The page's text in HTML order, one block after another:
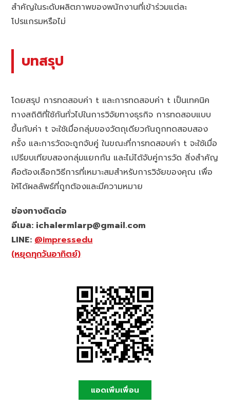
สำคัญในระดับผลิตภาพของพนักงานที่เข้าร่วมแต่ละ
โปรแกรมหรือไม่
บทสรุป
โดยสรุป การทดสอบค่า t และการทดสอบค่า t เป็นเทคนิค
ทางสถิติที่ใช้กันทั่วไปในการวิจัยทางธุรกิจ การทดสอบแบบ
ขึ้นกับค่า t จะใช้เมื่อกลุ่มของวัตถุเดียวกันถูกทดสอบสอง
ครั้ง และการวัดจะถูกจับคู่ ในขณะที่การทดสอบค่า t จะใช้เมื่อ
เปรียบเทียบสองกลุ่มแยกกัน และไม่ได้จับคู่การวัด สิ่งสำคัญ
คือต้องเลือกวิธีการที่เหมาะสมสำหรับการวิจัยของคุณ เพื่อ
ให้ได้ผลลัพธ์ที่ถูกต้องและมีความหมาย
ช่องทางติดต่อ
อีเมล: ichalermlarp@gmail.com
LINE:@impressedu
(หยุดทุกวันอาทิตย์)
แอดเพิ่มเพื่อน